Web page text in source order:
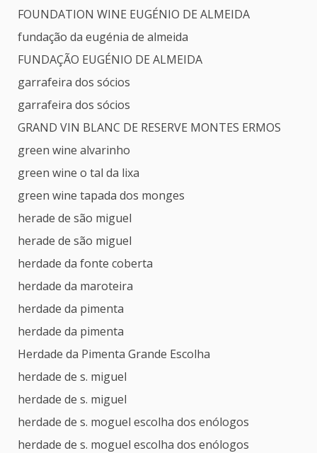
FOUNDATION WINE EUGÉNIO DE ALMEIDA
fundação da eugénia de almeida
FUNDAÇÃO EUGÉNIO DE ALMEIDA
garrafeira dos sócios
garrafeira dos sócios
GRAND VIN BLANC DE RESERVE MONTES ERMOS
green wine alvarinho
green wine o tal da lixa
green wine tapada dos monges
herade de são miguel
herade de são miguel
herdade da fonte coberta
herdade da maroteira
herdade da pimenta
herdade da pimenta
Herdade da Pimenta Grande Escolha
herdade de s. miguel
herdade de s. miguel
herdade de s. moguel escolha dos enólogos
herdade de s. moguel escolha dos enólogos